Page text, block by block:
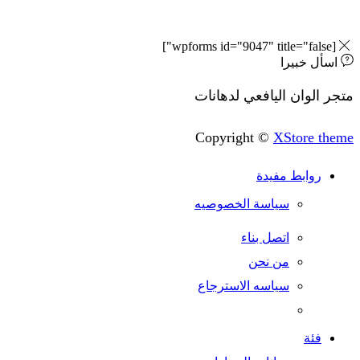
خبيرا
اليافعي لدهانات
Copyright ©
مفيدة
سياسة الخصوصيه
اتصل بناء
من نحن
سياسه الاسترجاع